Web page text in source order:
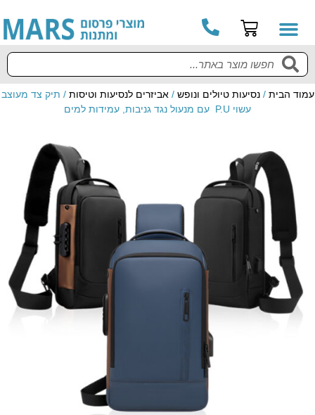
עמוד הבית /נסיעות טיולים ונופש /אביזרים לנסיעות וטיסות / תיק צד מעוצב
עשוי P.U עם מנעול נגד גניבות, עמידות למים